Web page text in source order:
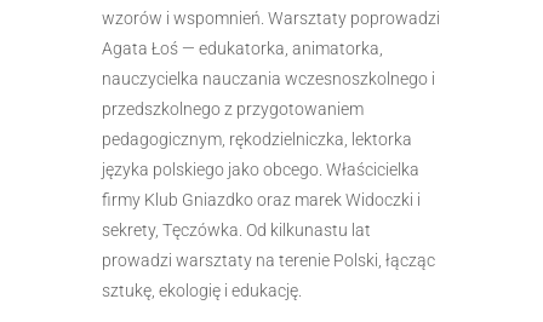
wzorów i wspomnień. Warsztaty poprowadzi
Agata Łoś — edukatorka, animatorka,
nauczycielka nauczania wczesnoszkolnego i
przedszkolnego z przygotowaniem
pedagogicznym, rękodzielniczka, lektorka
języka polskiego jako obcego. Właścicielka
firmy Klub Gniazdko oraz marek Widoczki i
sekrety, Tęczówka. Od kilkunastu lat
prowadzi warsztaty na terenie Polski, łącząc
sztukę, ekologię i edukację.